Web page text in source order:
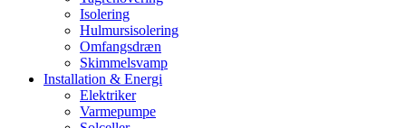
Isolering
Hulmursisolering
Omfangsdræn
Skimmelsvamp
Installation & Energi
Elektriker
Varmepumpe